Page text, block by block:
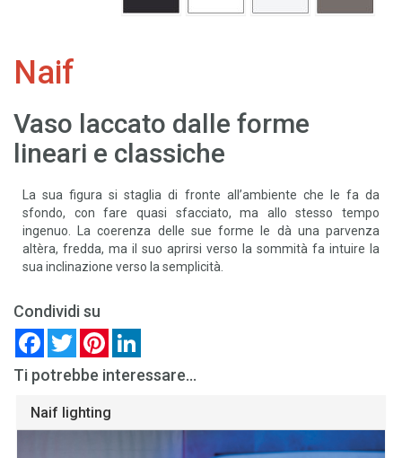
Naif
Vaso laccato dalle forme
lineari e classiche
La sua figura si staglia di fronte all’ambiente che le fa da
sfondo, con fare quasi sfacciato, ma allo stesso tempo
ingenuo. La coerenza delle sue forme le dà una parvenza
altèra, fredda, ma il suo aprirsi verso la sommità fa intuire la
sua inclinazione verso la semplicità.
Condividi su
FacebookTwitter Pinterest
Ti potrebbe interessare...
Naif lighting